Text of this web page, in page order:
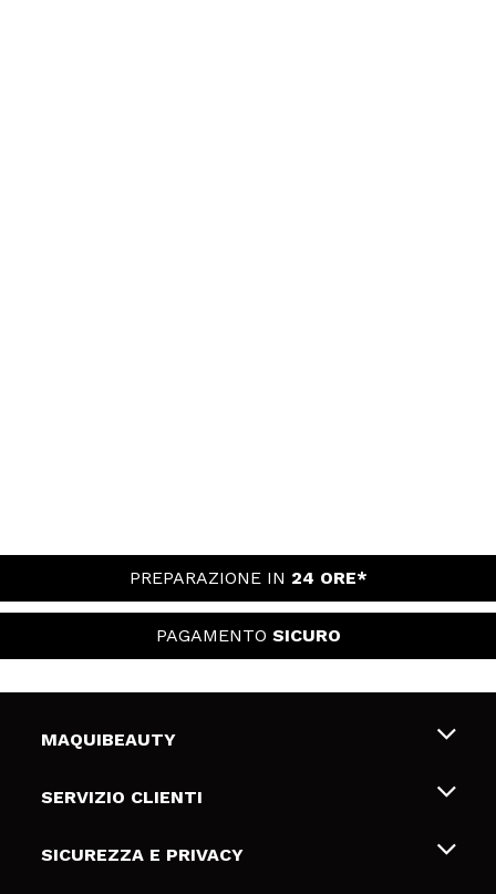
PREPARAZIONE IN 24 ORE*
PAGAMENTO SICURO
MAQUIBEAUTY
Chi siamo
Gift Cards
SERVIZIO CLIENTI
Spedizioni & Resi
SICUREZZA E PRIVACY